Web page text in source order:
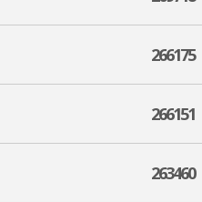
266175
266151
263460